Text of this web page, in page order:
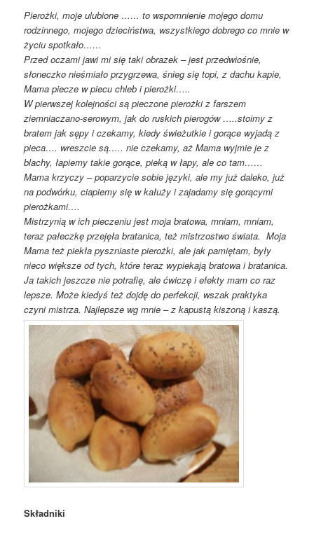
Pierożki, moje ulubione …… to wspomnienie mojego domu
rodzinnego, mojego dzieciństwa, wszystkiego dobrego co mnie w
życiu spotkało……
Przed oczami jawi mi się taki obrazek – jest przedwiośnie,
słoneczko nieśmiało przygrzewa, śnieg się topi, z dachu kapie,
Mama piecze w piecu chleb i pierożki…..
W pierwszej kolejności są pieczone pierożki z farszem
ziemniaczano-serowym, jak do ruskich pierogów …..stoimy z
bratem jak sępy i czekamy, kiedy świeżutkie i gorące wyjadą z
pieca…. wreszcie są….. nie czekamy, aż Mama wyjmie je z
blachy, łapiemy takie gorące, pieką w łapy, ale co tam……
Mama krzyczy – poparzycie sobie języki, ale my już daleko, już
na podwórku, ciapiemy się w kałuży i zajadamy się gorącymi
pierożkami….
Mistrzynią w ich pieczeniu jest moja bratowa, mniam, mniam,
teraz pałeczkę przejęła bratanica, też mistrzostwo świata. Moja
Mama też piekła pyszniaste pierożki, ale jak pamiętam, były
nieco większe od tych, które teraz wypiekają bratowa i bratanica.
Ja takich jeszcze nie potrafię, ale ćwiczę i efekty mam co raz
lepsze. Może kiedyś też dojdę do perfekcji, wszak praktyka
czyni mistrza. Najlepsze wg mnie – z kapustą kiszoną i kaszą.
Składniki